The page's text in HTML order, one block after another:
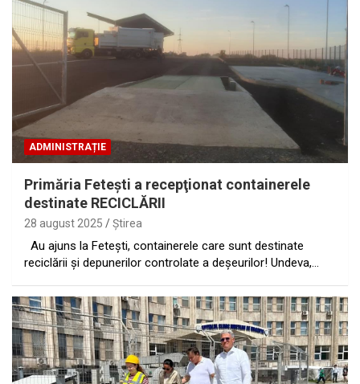
ADMINISTRAȚIE
Primăria Feteşti a recepţionat containerele
destinate RECICLĂRII
28 august 2025 Ştirea
Au ajuns la Fetești, containerele care sunt destinate
reciclării și depunerilor controlate a deșeurilor! Undeva,…